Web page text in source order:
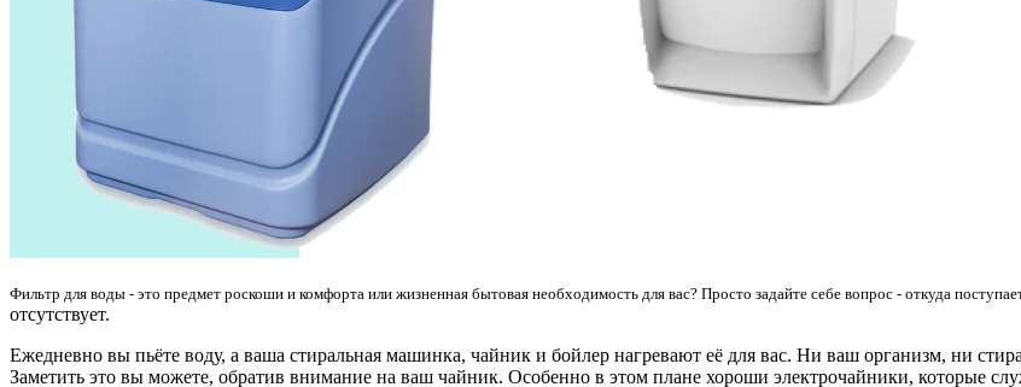
Фильтр для воды - это предмет роскоши и комфорта или жизненная бытовая необходимость для вас? Просто задайте себе вопрос - откуда
отсутствует.
Ежедневно вы пьёте воду, а ваша стиральная машинка, чайник и бойлер нагревают её для вас. Ни ваш организм, ни
Заметить это вы можете, обратив внимание на ваш чайник. Особенно в этом плане хороши электрочайники, которые